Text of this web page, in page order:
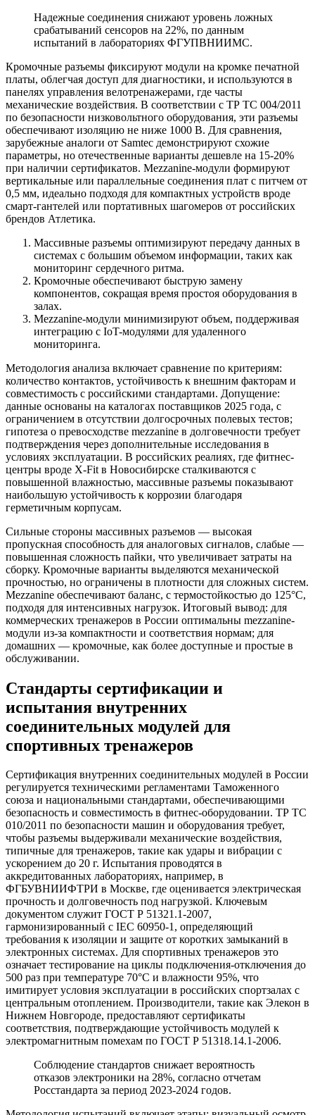
Надежные соединения снижают уровень ложных
срабатываний сенсоров на 22%, по данным
испытаний в лабораториях ФГУПВНИИМС.
Кромочные разъемы фиксируют модули на кромке печатной
платы, облегчая доступ для диагностики, и используются в
панелях управления велотренажерами, где часты
механические воздействия. В соответствии с ТР ТС 004/2011
по безопасности низковольтного оборудования, эти разъемы
обеспечивают изоляцию не ниже 1000 В. Для сравнения,
зарубежные аналоги от Samtec демонстрируют схожие
параметры, но отечественные варианты дешевле на 15-20%
при наличии сертификатов. Mezzanine-модули формируют
вертикальные или параллельные соединения плат с питчем от
0,5 мм, идеально подходя для компактных устройств вроде
смарт-гантелей или портативных шагомеров от российских
брендов Атлетика.
Массивные разъемы оптимизируют передачу данных в
системах с большим объемом информации, таких как
мониторинг сердечного ритма.
Кромочные обеспечивают быструю замену
компонентов, сокращая время простоя оборудования в
залах.
Mezzanine-модули минимизируют объем, поддерживая
интеграцию с IoT-модулями для удаленного
мониторинга.
Методология анализа включает сравнение по критериям:
количество контактов, устойчивость к внешним факторам и
совместимость с российскими стандартами. Допущение:
данные основаны на каталогах поставщиков 2025 года, с
ограничением в отсутствии долгосрочных полевых тестов;
гипотеза о превосходстве mezzanine в долговечности требует
подтверждения через дополнительные исследования в
условиях эксплуатации. В российских реалиях, где фитнес-
центры вроде X-Fit в Новосибирске сталкиваются с
повышенной влажностью, массивные разъемы показывают
наибольшую устойчивость к коррозии благодаря
герметичным корпусам.
Сильные стороны массивных разъемов — высокая
пропускная способность для аналоговых сигналов, слабые —
повышенная сложность пайки, что увеличивает затраты на
сборку. Кромочные варианты выделяются механической
прочностью, но ограничены в плотности для сложных систем.
Mezzanine обеспечивают баланс, с термостойкостью до 125°C,
подходя для интенсивных нагрузок. Итоговый вывод: для
коммерческих тренажеров в России оптимальны mezzanine-
модули из-за компактности и соответствия нормам; для
домашних — кромочные, как более доступные и простые в
обслуживании.
Стандарты сертификации и
испытания внутренних
соединительных модулей для
спортивных тренажеров
Сертификация внутренних соединительных модулей в России
регулируется техническими регламентами Таможенного
союза и национальными стандартами, обеспечивающими
безопасность и совместимость в фитнес-оборудовании. ТР ТС
010/2011 по безопасности машин и оборудования требует,
чтобы разъемы выдерживали механические воздействия,
типичные для тренажеров, такие как удары и вибрации с
ускорением до 20 г. Испытания проводятся в
аккредитованных лабораториях, например, в
ФГБУВНИИФТРИ в Москве, где оценивается электрическая
прочность и долговечность под нагрузкой. Ключевым
документом служит ГОСТ Р 51321.1-2007,
гармонизированный с IEC 60950-1, определяющий
требования к изоляции и защите от коротких замыканий в
электронных системах. Для спортивных тренажеров это
означает тестирование на циклы подключения-отключения до
500 раз при температуре 70°C и влажности 95%, что
имитирует условия эксплуатации в российских спортзалах с
центральным отоплением. Производители, такие как Элекон в
Нижнем Новгороде, предоставляют сертификаты
соответствия, подтверждающие устойчивость модулей к
электромагнитным помехам по ГОСТ Р 51318.14.1-2006.
Соблюдение стандартов снижает вероятность
отказов электроники на 28%, согласно отчетам
Росстандарта за период 2023-2024 годов.